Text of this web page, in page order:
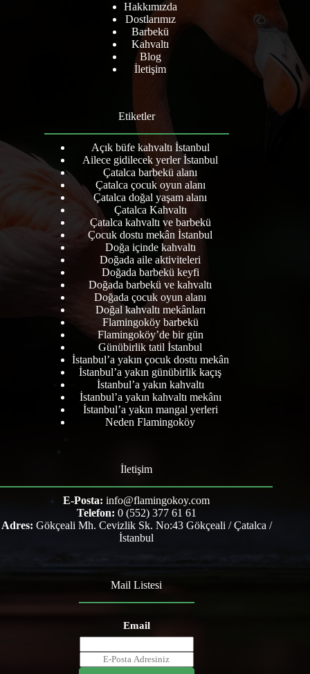
Hakkımızda
Dostlarımız
Barbekü
Kahvaltı
Blog
İletişim
Etiketler
Açık büfe kahvaltı İstanbul
Ailece gidilecek yerler İstanbul
Çatalca barbekü alanı
Çatalca çocuk oyun alanı
Çatalca doğal yaşam alanı
Çatalca Kahvaltı
Çatalca kahvaltı ve barbekü
Çocuk dostu mekân İstanbul
Doğa içinde kahvaltı
Doğada aile aktiviteleri
Doğada barbekü keyfi
Doğada barbekü ve kahvaltı
Doğada çocuk oyun alanı
Doğal kahvaltı mekânları
Flamingoköy barbekü
Flamingoköy’de bir gün
Günübirlik tatil İstanbul
İstanbul’a yakın çocuk dostu mekân
İstanbul’a yakın günübirlik kaçış
İstanbul’a yakın kahvaltı
İstanbul’a yakın kahvaltı mekânı
İstanbul’a yakın mangal yerleri
Neden Flamingoköy
İletişim
E-Posta: info@flamingokoy.com
Telefon: 0 (552) 377 61 61
Adres: Gökçeali Mh. Cevizlik Sk. No:43 Gökçeali / Çatalca /
İstanbul
Mail Listesi
Email
m